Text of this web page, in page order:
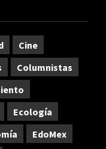
Cine
Columnistas
Ecología
EdoMex